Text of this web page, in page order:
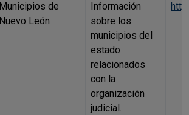
Municipios de
Nuevo León
Información
sobre los
municipios del
estado
relacionados
con la
organización
judicial.